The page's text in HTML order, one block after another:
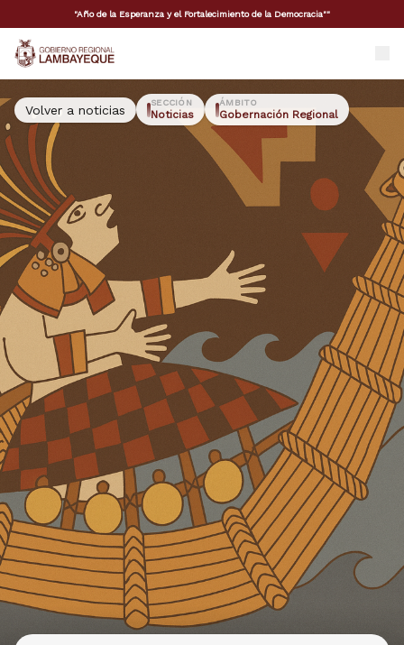
"Año de la Esperanza y el Fortalecimiento de la Democracia""
GORE Lambayeque
Volver a noticias SECCIÓN
Noticias
ÁMBITO
Gobernación Regional